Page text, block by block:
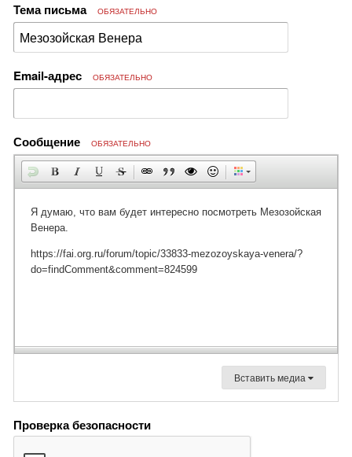
Тема письма ОБЯЗАТЕЛЬНО
Email-адрес ОБЯЗАТЕЛЬНО
Сообщение ОБЯЗАТЕЛЬНО
Вставить медиа
Проверка безопасности